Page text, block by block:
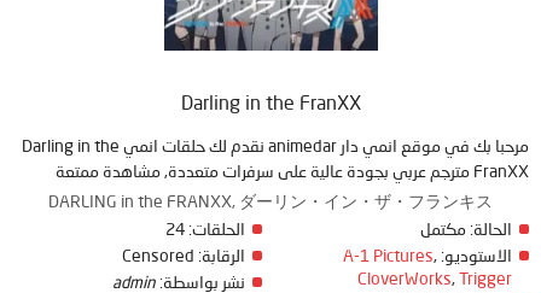
Darling in the FranXX
مرحبا بك في موقع انمي دار animedar نقدم لك حلقات انمي Darling in the
FranXX مترجم عربي بجودة عالية على سرفرات متعددة, مشاهدة ممتعة
DARLING in the FRANXX, ダーリン・イン・ザ・フランキス
الحالة: مكتمل
الاستوديو:
A-1 Pictures,
CloverWorks,
Trigger
الحلقات: 24
الرقابة:
نشر بواسطة: admin